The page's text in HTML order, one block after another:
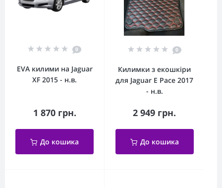
0
EVA килими на Jaguar
XF 2015 - н.в.
1 870 грн.
До кошика
0
Килимки з екошкіри
для Jaguar E Pace 2017
- н.в.
2 949 грн.
До кошика